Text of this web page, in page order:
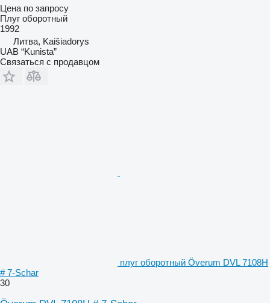
Цена по запросу
Плуг оборотный
1992
Литва, Kaišiadorys
UAB “Kunista”
Связаться с продавцом
плуг оборотный Överum DVL 7108H
# 7-Schar
30